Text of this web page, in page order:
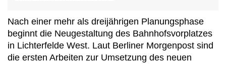
Nach einer mehr als dreijährigen Planungsphase
beginnt die Neugestaltung des Bahnhofsvorplatzes
in Lichterfelde West. Laut Berliner Morgenpost sind
die ersten Arbeiten zur Umsetzung des neuen